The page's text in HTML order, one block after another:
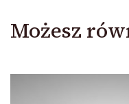
Możesz